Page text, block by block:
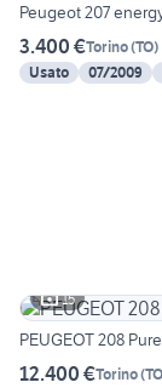
Peugeot 207
3.400 €Torino(TO)
Usato
07/2009
15
PEUGEOT 208
12.400 €Torino(TO